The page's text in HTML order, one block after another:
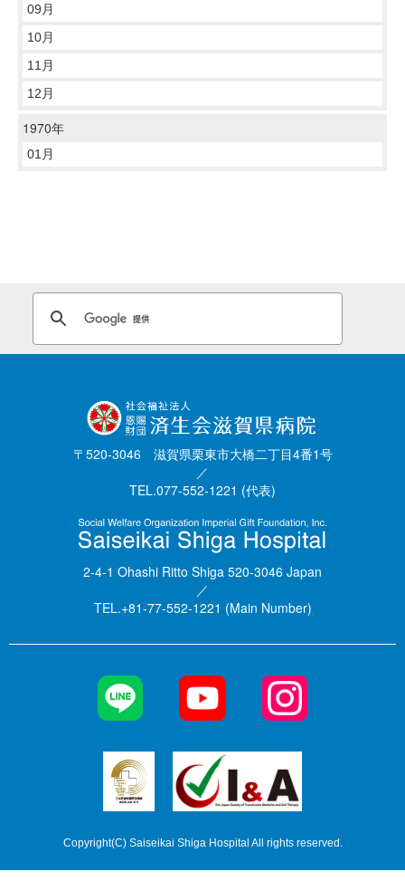
09月
10月
11月
12月
1970年
01月
〒520-3046 滋賀県栗東市大橋二丁目4番1号
／
TEL.077-552-1221 (代表)
2-4-1 Ohashi Ritto Shiga 520-3046 Japan
／
TEL.+81-77-552-1221 (Main Number)
Copyright(C) Saiseikai Shiga Hospital All rights reserved.